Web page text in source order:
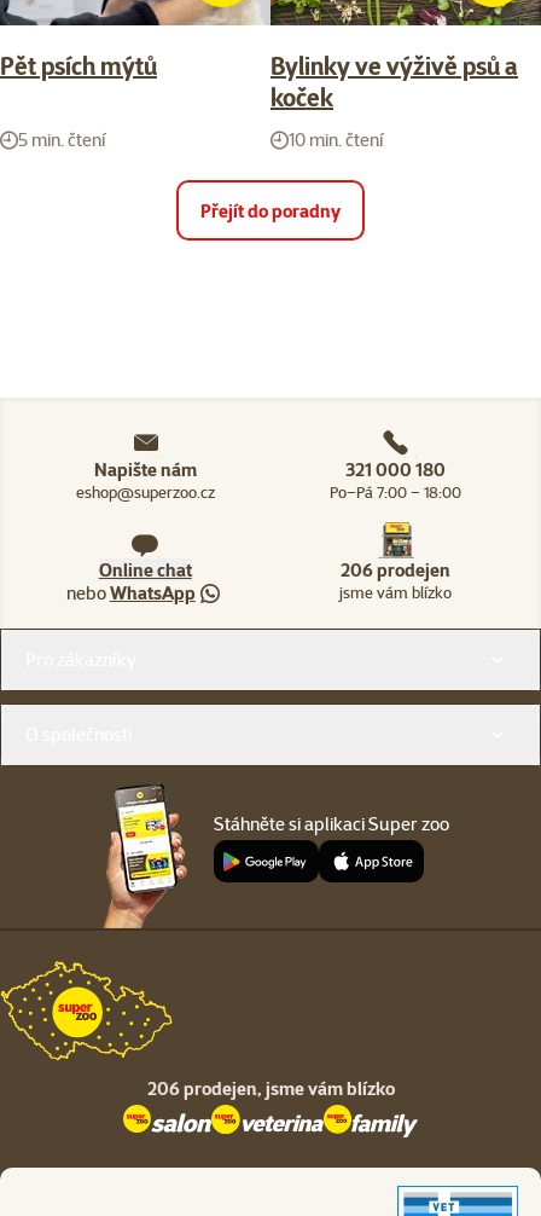
Pět psích mýtů
5 min. čtení
Bylinky ve výživě psů a
koček
10 min. čtení
Přejít do poradny
Napište nám
eshop@superzoo.cz
321 000 180
Po–Pá 7:00 – 18:00
Online chat
neboWhatsApp
206 prodejen
jsme vám blízko
Stáhněte si aplikaci Super zoo
206 prodejen, jsme vám blízko